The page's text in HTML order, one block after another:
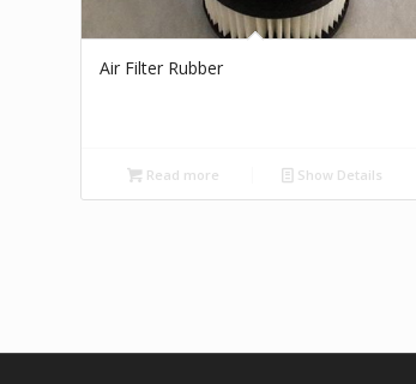
Air Filter Rubber
Read more Show Details